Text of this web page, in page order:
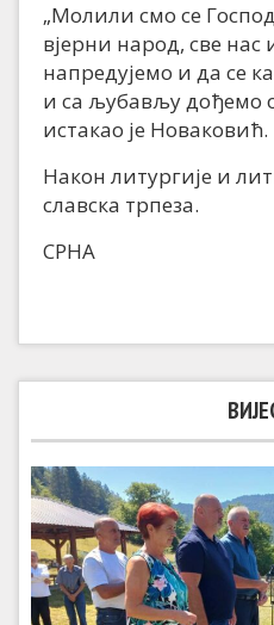
„Молили смо се
вјерни народ, све
напредујемо и да се
и са љубављу дођемо
истакао је Новаковић.
Након литургије и
славска трпеза.
СРНА